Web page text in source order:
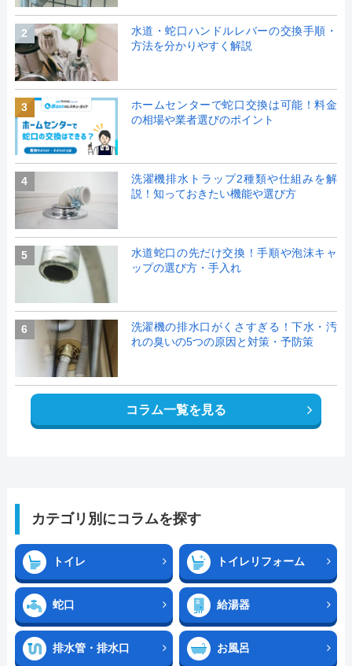
2
水道・蛇口ハンドルレバーの交換手順・
方法を分かりやすく解説
3
ホームセンターで蛇口交換は可能！料金
の相場や業者選びのポイント
4
洗濯機排水トラップ2種類や仕組みを解
説！知っておきたい機能や選び方
5
水道蛇口の先だけ交換！手順や泡沫キャ
ップの選び方・手入れ
6
洗濯機の排水口がくさすぎる！下水・汚
れの臭いの5つの原因と対策・予防策
コラム一覧を見る
カテゴリ別にコラムを探す
トイレ トイレリフォーム
蛇口 給湯器
排水管・排水口 お風呂